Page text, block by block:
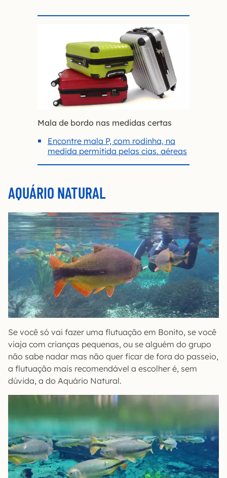
Mala de bordo nas medidas certas
Encontre mala P, com rodinha, na
medida permitida pelas cias. aéreas
AQUÁRIO NATURAL
Se você só vai fazer uma flutuação em Bonito, se você
viaja com crianças pequenas, ou se alguém do grupo
não sabe nadar mas não quer ficar de fora do passeio,
a flutuação mais recomendável a escolher é, sem
dúvida, a do Aquário Natural.